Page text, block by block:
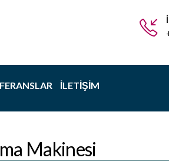
İLETIŞIM
Makinesi